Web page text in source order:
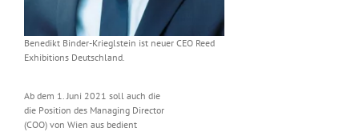
Benedikt Binder-Krieglstein ist neuer CEO Reed
Exhibitions Deutschland.
Ab dem 1. Juni 2021 soll auch die
die Position des Managing Director
(COO) von Wien aus bedient